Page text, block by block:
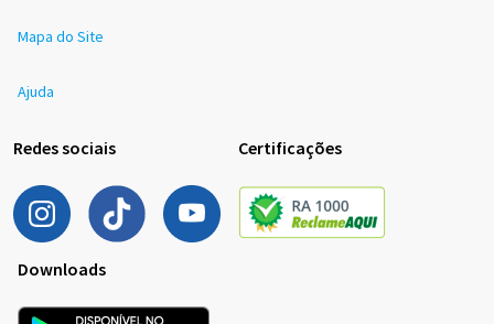
Mapa do Site
Ajuda
Redes sociais Certificações
Downloads